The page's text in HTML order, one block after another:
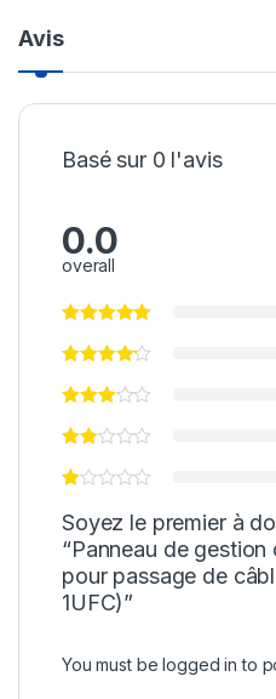
Avis
Basé sur 0 l'avis
0.0
overall
Soyez le premier à
“Panneau de gestion
pour passage de
1UFC)”
You must belogged in to